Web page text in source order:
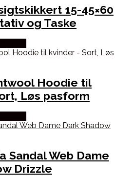
15-45×60
og Taske
Hoodie til
Løs pasform
Sandal Web Dame
Drizzle